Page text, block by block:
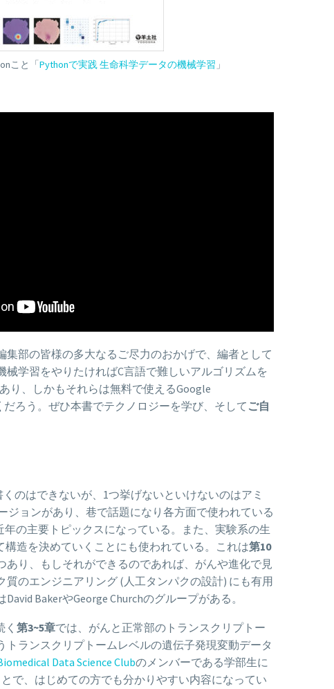
こと「Pythonで実践 生命科学データの機械学習 」
部の皆様の多大なるご尽力のおかげで、編者として
械学習をやりたければC言語で難しいアルゴリズムを
り、しかもそれらは無料で使えるGoogle
だろう。ぜひ本書でテクノロジーを学び、そして ご自
のはできないが、1つ挙げないといけないのはアミ
ジョンがあり、巷で話題になり各方面で使われている
の主要トピックスになっている。また、実験系の生
造を決めていくことにも使われている。これは第10
り、もしそれができるのであれば、がんや進化で見
のエンジニアリング (人工タンパクの設計) にも有用
BakerやGeorge Churchのグループがある。
第3~5章では、がんと正常部のトランスクリプトー
ランスクリプトームレベルの遺伝子発現変動データ
Data Science Clubのメンバーである学部生に
で、はじめての方でも分かりやすい内容になってい